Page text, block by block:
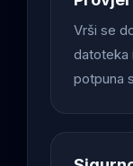
Vrši se
datoteka
potpuna